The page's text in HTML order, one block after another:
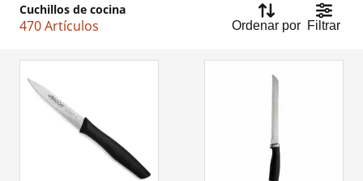
Cuchillos de cocina
470 Artículos Ordenar por Filtrar